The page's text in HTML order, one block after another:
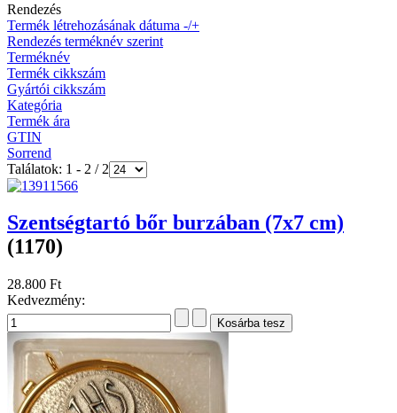
Rendezés
Termék létrehozásának dátuma -/+
Rendezés terméknév szerint
Terméknév
Termék cikkszám
Gyártói cikkszám
Kategória
Termék ára
GTIN
Sorrend
Találatok: 1 - 2 / 2
Szentségtartó bőr burzában (7x7 cm)
(1170)
28.800 Ft
Kedvezmény: